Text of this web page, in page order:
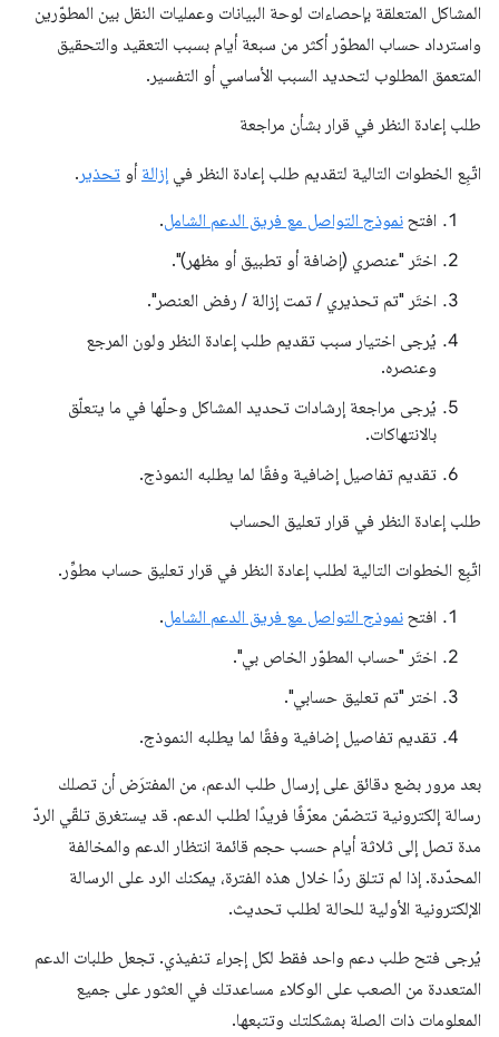
المشاكل المتعلقة بإحصاءات لوحة البيانات وعمليات النقل بين المطوّرين
واسترداد حساب المطوّر أكثر من سبعة أيام بسبب التعقيد والتحقيق
المتعمق المطلوب لتحديد السبب الأساسي أو التفسير.
طلب إعادة النظر في قرار بشأن مراجعة
اتّبِع الخطوات التالية لتقديم طلب إعادة النظر في إزالة أو تحذير .
افتح نموذج التواصل مع فريق الدعم الشامل.
اختَر "عنصري (إضافة أو تطبيق أو مظهر)".
اختَر "تم تحذيري / تمت إزالة / رفض العنصر".
يُرجى اختيار سبب تقديم طلب إعادة النظر ولون المرجع
وعنصره.
يُرجى مراجعة إرشادات تحديد المشاكل وحلّها في ما يتعلّق
بالانتهاكات.
تقديم تفاصيل إضافية وفقًا لما يطلبه النموذج.
طلب إعادة النظر في قرار تعليق الحساب
اتّبِع الخطوات التالية لطلب إعادة النظر في قرار تعليق حساب مطوِّر.
افتح نموذج التواصل مع فريق الدعم الشامل.
اختَر "حساب المطوّر الخاص بي".
اختر "تم تعليق حسابي".
تقديم تفاصيل إضافية وفقًا لما يطلبه النموذج.
بعد مرور بضع دقائق على إرسال طلب الدعم، من المفترَض أن تصلك
رسالة إلكترونية تتضمّن معرّفًا فريدًا لطلب الدعم. قد يستغرق تلقّي الردّ
مدة تصل إلى ثلاثة أيام حسب حجم قائمة انتظار الدعم والمخالفة
المحدّدة. إذا لم تتلق ردًا خلال هذه الفترة، يمكنك الرد على الرسالة
الإلكترونية الأولية للحالة لطلب تحديث.
يُرجى فتح طلب دعم واحد فقط لكل إجراء تنفيذي. تجعل طلبات الدعم
المتعددة من الصعب على الوكلاء مساعدتك في العثور على جميع
المعلومات ذات الصلة بمشكلتك وتتبعها.